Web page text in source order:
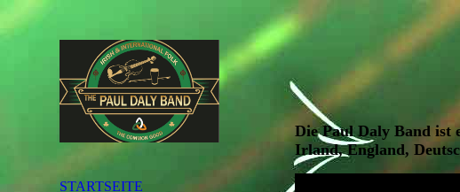
STARTSEITE
Die Paul Daly Band ist
Irland, England,